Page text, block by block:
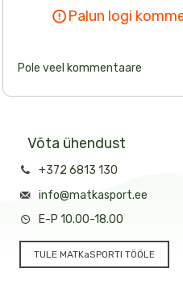
Palun logi
Pole veel kommentaare
Võta ühendust
+372 6813 130
info@matkasport.ee
E-P 10.00-18.00
TULE MATKaSPORTI TÖÖLE